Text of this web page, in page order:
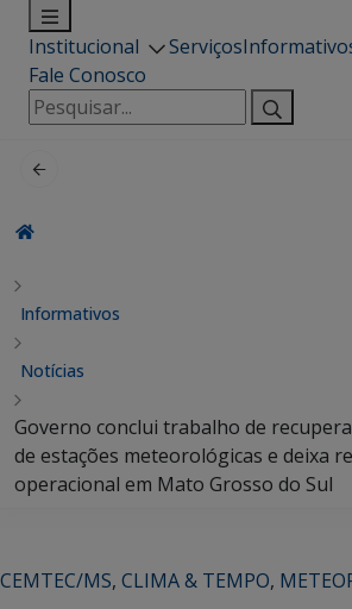
Institucional Serviços
Fale Conosco
Pesquisar
por:
Informativos
Notícias
Governo conclui trabalho de
de estações meteorológicas e deixa
operacional em Mato Grosso do Sul
CEMTEC/MS, CLIMA & TEMPO,